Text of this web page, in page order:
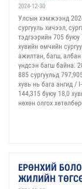
2024-12-30
Улсын хэмжээнд
сургууль хичээл,
тэдгээрийн 705
хувийн өмчийн
ажилтан, багш,
үндсэн багш байна.
885 сургуульд
хувь нь бага ангид /
144,315 буюу 18,0
нөхөн олгох
ЕРӨНХИЙ
ЖИЛИЙН